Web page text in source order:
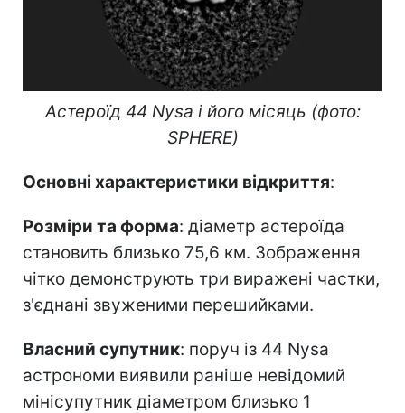
Астероїд 44 Nysa і його місяць (фото:
SPHERE)
Основні характеристики відкриття:
Розміри та форма: діаметр астероїда
становить близько 75,6 км. Зображення
чітко демонструють три виражені частки,
з'єднані звуженими перешийками.
Власний супутник: поруч із 44 Nysa
астрономи виявили раніше невідомий
мінісупутник діаметром близько 1